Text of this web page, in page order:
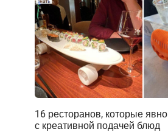
16 ресторанов, которые
с креативной подачей блюд